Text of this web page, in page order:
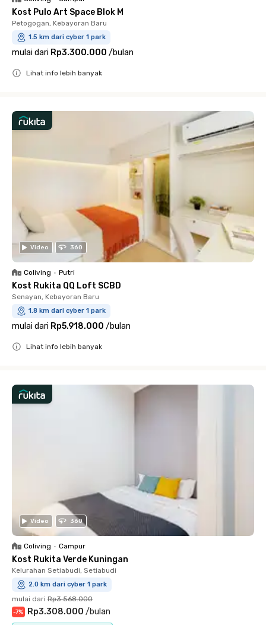
Kost Pulo Art Space Blok M
Petogogan, Kebayoran Baru
1.5 km dari cyber 1 park
mulai dari Rp3.300.000 /bulan
Lihat info lebih banyak
Video 360
Coliving • Putri
Kost Rukita QQ Loft SCBD
Senayan, Kebayoran Baru
1.8 km dari cyber 1 park
mulai dari Rp5.918.000 /bulan
Lihat info lebih banyak
Video 360
Coliving • Campur
Kost Rukita Verde Kuningan
Kelurahan Setiabudi, Setiabudi
2.0 km dari cyber 1 park
mulai dari Rp3.568.000
-7% Rp3.308.000 /bulan